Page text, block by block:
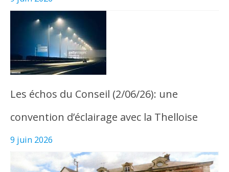
Les échos du Conseil (2/06/26): une
convention d’éclairage avec la Thelloise
9 juin 2026